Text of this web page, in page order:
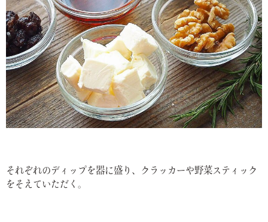
それぞれのディップを器に盛り、クラッカーや野菜スティック
をそえていただく。